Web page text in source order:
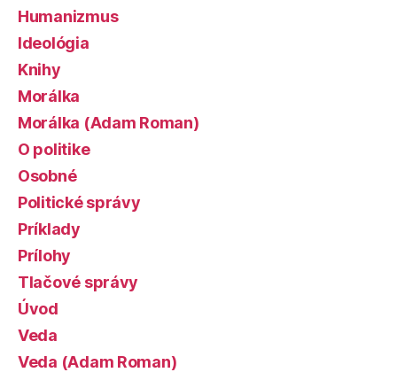
Humanizmus
Ideológia
Knihy
Morálka
Morálka (Adam Roman)
O politike
Osobné
Politické správy
Príklady
Prílohy
Tlačové správy
Úvod
Veda
Veda (Adam Roman)